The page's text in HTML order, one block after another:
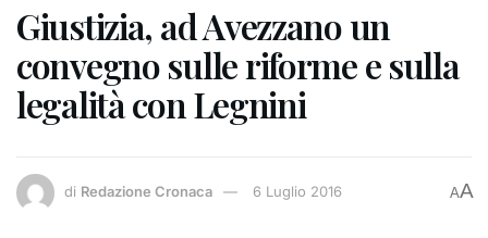
Giustizia, ad Avezzano un
convegno sulle riforme e sulla
legalità con Legnini
di Redazione Cronaca 6 Luglio 2016 AA